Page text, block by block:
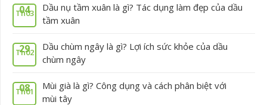
04
Th03
Dầu nụ tầm xuân là gì? Tác dụng làm đẹp của dầu
tầm xuân
29
Th02
Dầu chùm ngây là gì? Lợi ích sức khỏe của dầu
chùm ngây
08
Th01
Mùi già là gì? Công dụng và cách phân biệt với
mùi tây